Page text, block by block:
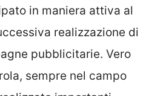
in maniera attiva al
realizzazione di
pubblicitarie. Vero
sempre nel campo